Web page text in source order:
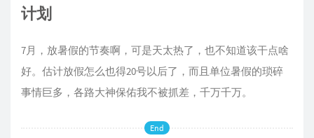
计划
7月，放暑假的节奏啊，可是天太热了，也不知道该干点啥
好。估计放假怎么也得20号以后了，而且单位暑假的琐碎
事情巨多，各路大神保佑我不被抓差，千万千万。
End